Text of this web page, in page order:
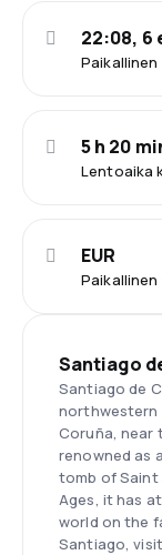
Paikallinen
22:08, 6
Lentoaika
5 h 20
EUR
Santiago
Santiago de
northwestern
Coruña, near
renowned as
tomb of Saint
Ages, it has
world on the
Santiago,